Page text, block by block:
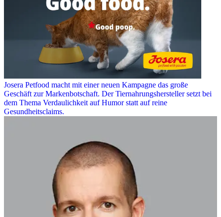
Josera Petfood macht mit einer neuen Kampagne das große
Geschäft zur Markenbotschaft. Der Tiernahrungshersteller setzt bei
dem Thema Verdaulichkeit auf Humor statt auf reine
Gesundheitsclaims.